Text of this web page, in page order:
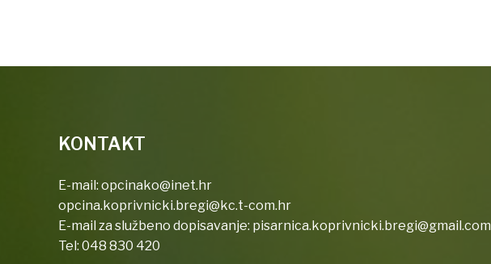
KONTAKT
E-mail: opcinako@inet.hr
opcina.koprivnicki.bregi@kc.t-com.hr
E-mail za službeno dopisavanje: pisarnica.koprivnicki.bregi@gmail.com
Tel: 048 830 420